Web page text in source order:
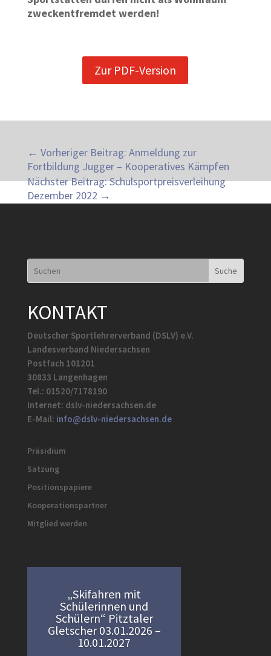
zweckentfremdet werden!
Zur PDF-Version
← Vorheriger Beitrag: Anmeldung zur
Fortbildung Jugger – Kooperatives Kämpfen
Nächster Beitrag: Schulsportpreisverleihung
Dezember 2022 →
KONTAKT
Deutscher Sportlehrerverband (DSLV) e.V.
Landesverband Niedersachsen
Postfach 101201
30833 Langenhagen
Tel.: 01520/7178190
Internet: dslv-niedersachsen.de
E-Mail: info@dslv-niedersachsen.de
Präsidium
Satzung
Positionspapiere
Kooperationspartner
Mitglied werden
„Skifahren mit
Schülerinnen und
Schülern“ Pitztaler
Gletscher 03.01.2026 –
10.01.2027